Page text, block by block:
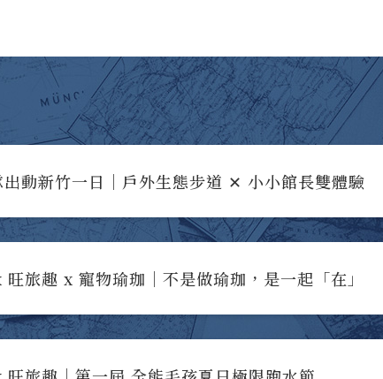
出動新竹一日｜戶外生態步道 ✕ 小小館長雙體驗
旺旅趣 x 寵物瑜珈｜不是做瑜珈，是一起「在」